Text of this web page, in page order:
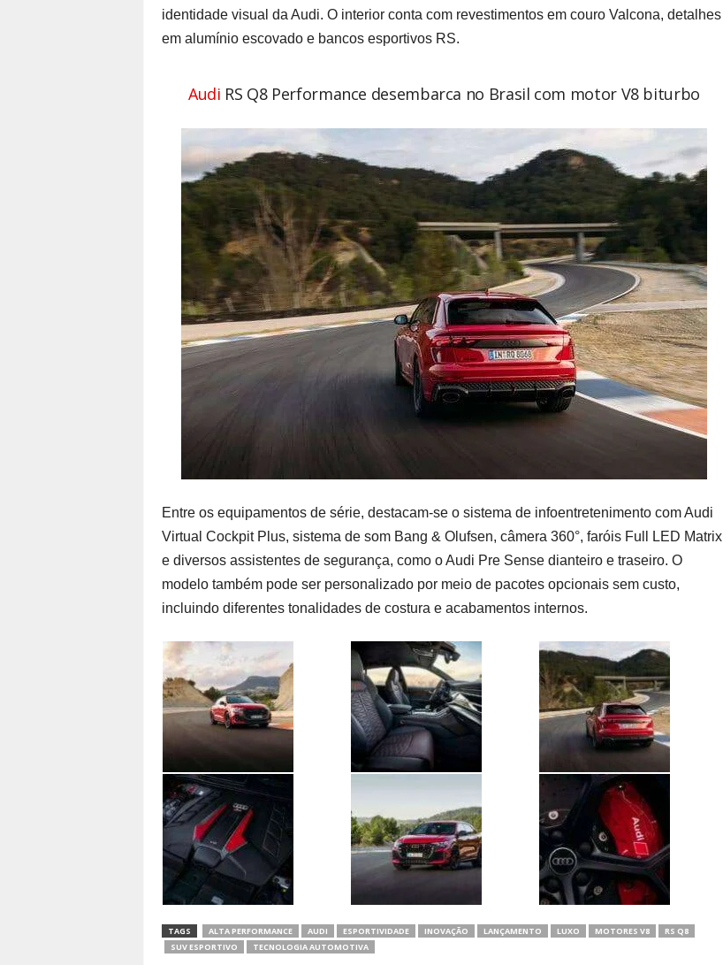
identidade visual da Audi. O interior conta com revestimentos em couro Valcona, detalhes
em alumínio escovado e bancos esportivos RS.
Audi RS Q8 Performance desembarca no Brasil com motor V8 biturbo
Entre os equipamentos de série, destacam-se o sistema de infoentretenimento com Audi
Virtual Cockpit Plus, sistema de som Bang & Olufsen, câmera 360°, faróis Full LED Matrix
e diversos assistentes de segurança, como o Audi Pre Sense dianteiro e traseiro. O
modelo também pode ser personalizado por meio de pacotes opcionais sem custo,
incluindo diferentes tonalidades de costura e acabamentos internos.
TAGS ALTA PERFORMANCE AUDI ESPORTIVIDADE INOVAÇÃO LANÇAMENTO LUXO MOTORES V8
RS Q8
SUV ESPORTIVO
TECNOLOGIA AUTOMOTIVA